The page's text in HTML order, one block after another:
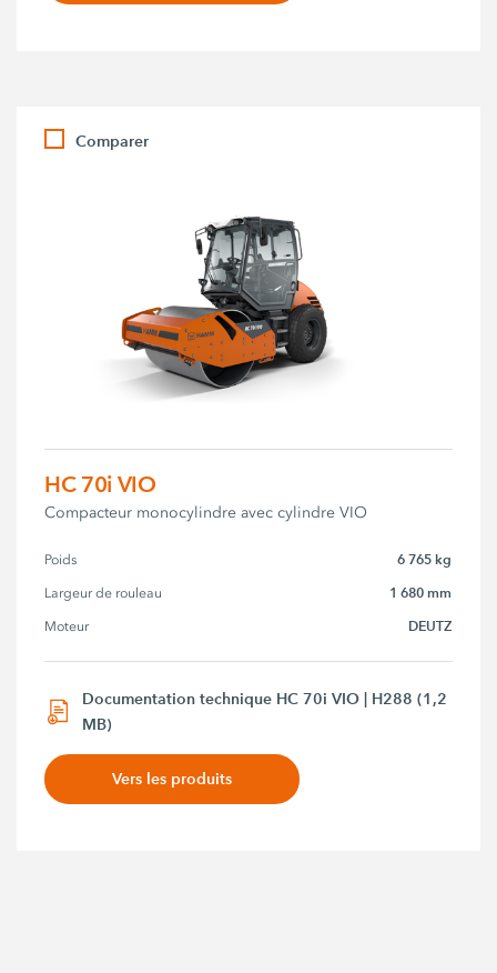
Comparer
HC 70i VIO
Compacteur monocylindre avec cylindre VIO
Poids 6 765 kg
Largeur de rouleau 1 680 mm
Moteur DEUTZ
Documentation technique HC 70i VIO | H288 (1,2
MB)
Vers les produits